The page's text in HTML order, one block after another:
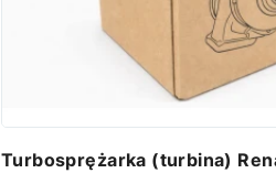
Turbosprężarka (turbina)